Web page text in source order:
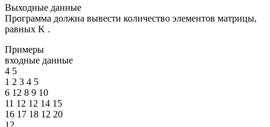
Выходные данные
Программа должна вывести количество элементов матрицы,
равных K .
Примеры
входные данные
4 5
1 2 3 4 5
6 12 8 9 10
11 12 12 14 15
16 17 18 12 20
12